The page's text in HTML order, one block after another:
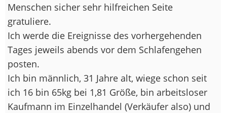
Menschen sicher sehr hilfreichen Seite
gratuliere.
Ich werde die Ereignisse des vorhergehenden
Tages jeweils abends vor dem Schlafengehen
posten.
Ich bin männlich, 31 Jahre alt, wiege schon seit
ich 16 bin 65kg bei 1,81 Größe, bin arbeitsloser
Kaufmann im Einzelhandel (Verkäufer also) und